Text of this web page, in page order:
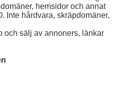
hemsidor och annat
Inte hårdvara, skräpdomäner,
och sälj av annoners, länkar